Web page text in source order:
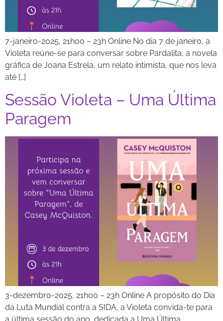
7-janeiro-2025, 21h00 – 23h Online No dia 7 de janeiro, a
Violeta reúne-se para conversar sobre Pardalita, a novela
gráfica de Joana Estrela, um relato intimista, que nos leva
até […]
Sessão Violeta – Uma Última
Paragem
3-dezembro-2025, 21h00 – 23h Online A propósito do Dia
da Luta Mundial contra a SIDA, a Violeta convida-te para